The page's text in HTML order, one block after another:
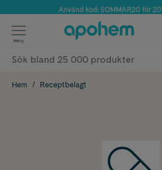
Årets Butik 2025 inom
Använd kod: SOMMAR20 för
✓ Fri frakt
✓ Poäng på alla köp*
Meny
Hem Receptbelagt